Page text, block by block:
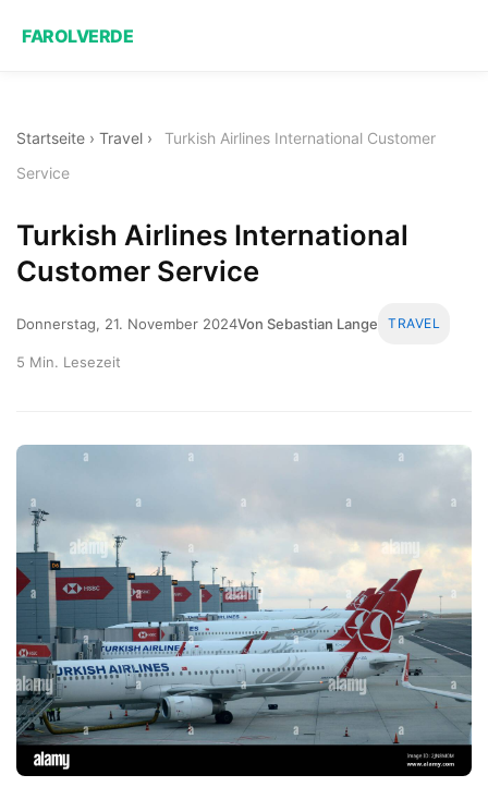
FAROLVERDE
Startseite › Travel ›
Turkish Airlines International Customer
Service
Turkish Airlines International
Customer Service
Donnerstag, 21. November 2024Von Sebastian Lange TRAVEL
5 Min. Lesezeit